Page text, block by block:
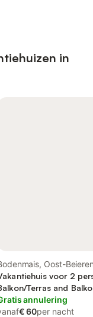
in
Oost-
voor 2
Terras and
annulering
€ 60per nacht